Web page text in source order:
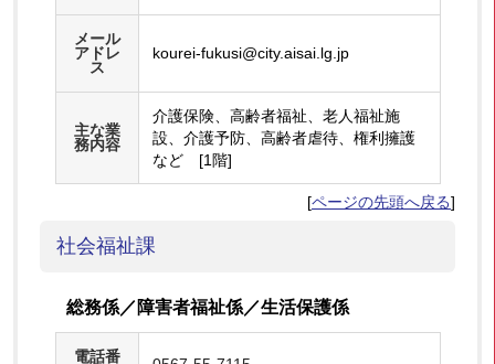
メール
アドレ
ス
kourei-fukusi@city.aisai.lg.jp
主な業
務内容
介護保険、高齢者福祉、老人福祉施
設、介護予防、高齢者虐待、権利擁護
など [1階]
[ページの先頭へ戻る]
社会福祉課
総務係／障害者福祉係／生活保護係
電話番